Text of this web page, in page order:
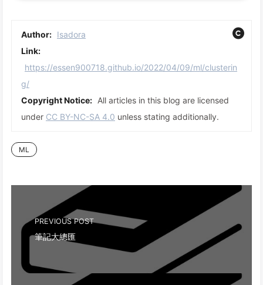
Author: Isadora
Link:
https://essen900718.github.io/2022/04/09/ml/clusterin
g/
Copyright Notice: All articles in this blog are licensed
under CC BY-NC-SA 4.0 unless stating additionally.
ML
PREVIOUS POST
筆記大總匯